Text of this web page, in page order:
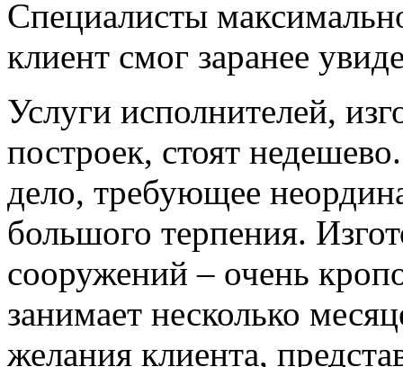
Специалисты
клиент смог заранее
Услуги исполнителей,
построек, стоят
дело, требующее
большого терпения.
сооружений ‒ очень
занимает несколько
желания клиента,